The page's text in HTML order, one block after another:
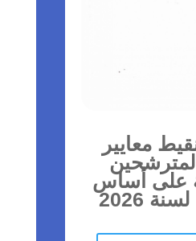
معايير
المترشحين
على أساس
2026